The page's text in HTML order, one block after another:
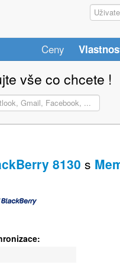
Ceny
vše co chcete !
8130 s